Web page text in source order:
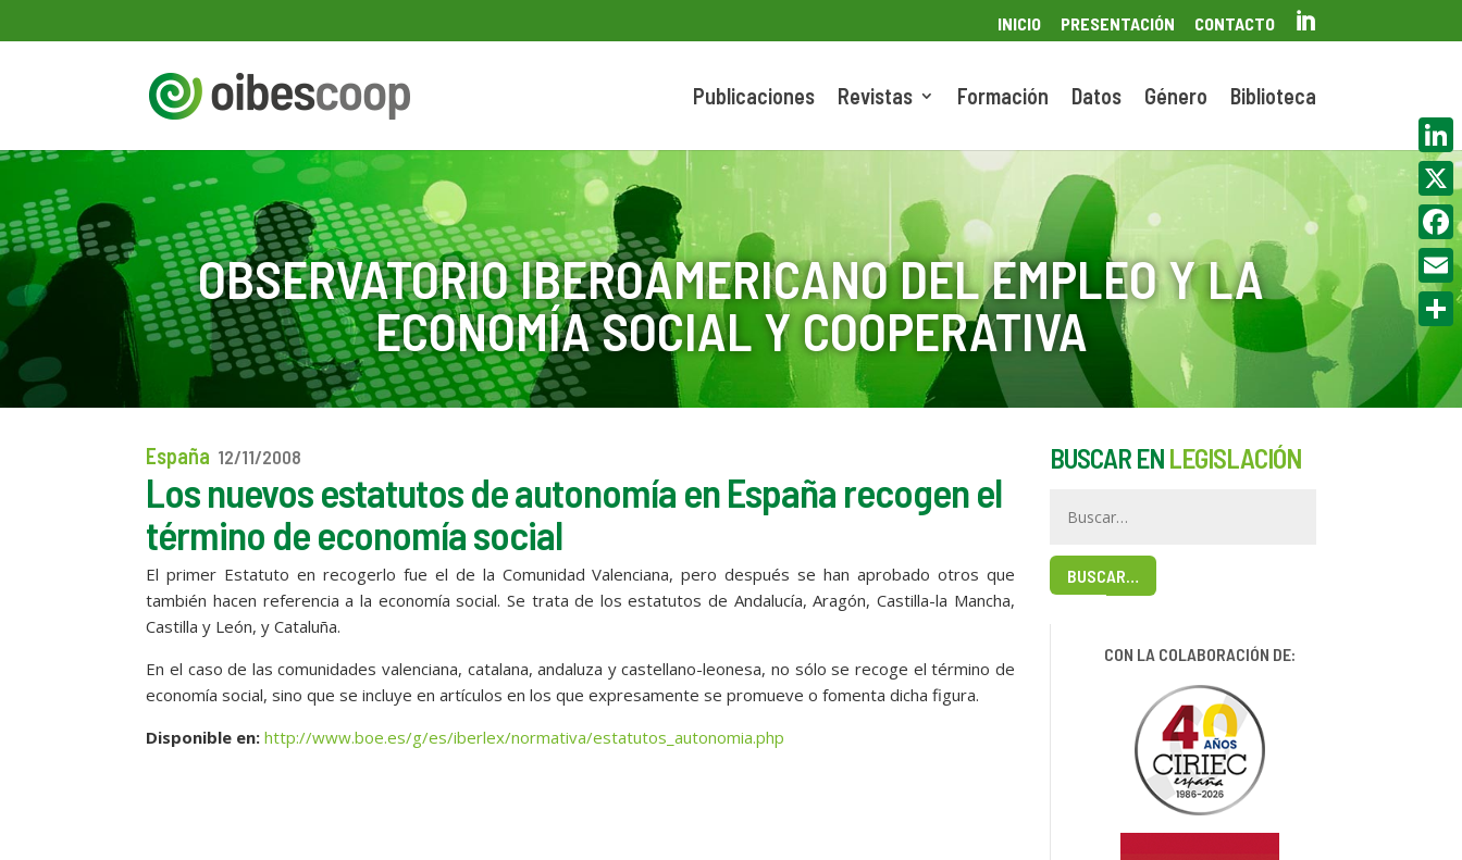
INICIO PRESENTACIÓN CONTACTO 
Publicaciones Revistas Formación Datos Género Biblioteca
OBSERVATORIO IBEROAMERICANO DEL EMPLEO Y LA
ECONOMÍA SOCIAL Y COOPERATIVA
España 12/11/2008
Los nuevos estatutos de autonomía en España recogen el
término de economía social
El primer Estatuto en recogerlo fue el de la Comunidad Valenciana, pero después se han aprobado otros que
también hacen referencia a la economía social. Se trata de los estatutos de Andalucía, Aragón, Castilla-la Mancha,
Castilla y León, y Cataluña.
En el caso de las comunidades valenciana, catalana, andaluza y castellano-leonesa, no sólo se recoge el término de
economía social, sino que se incluye en artículos en los que expresamente se promueve o fomenta dicha figura.
Disponible en:http://www.boe.es/g/es/iberlex/normativa/estatutos_autonomia.php
BUSCAR EN LEGISLACIÓN
BUSCAR…
CON LA COLABORACIÓN DE:
X
Email